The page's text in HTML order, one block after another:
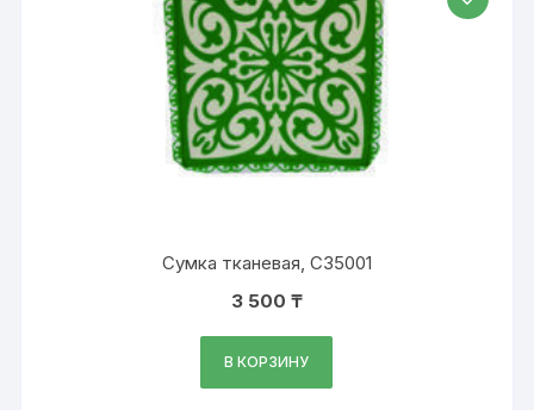
Сумка тканевая, С35001
3 500 ₸
В КОРЗИНУ